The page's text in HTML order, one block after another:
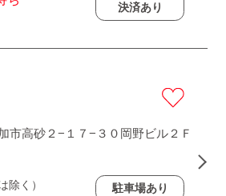
決済あり
市高砂２−１７−３０岡野ビル２Ｆ
除く）
駐車場あり